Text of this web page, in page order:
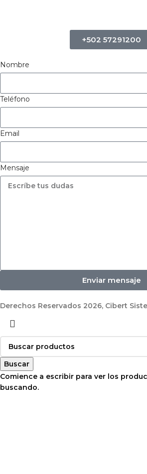
+502 57291200
Nombre
Teléfono
Email
Mensaje
Enviar mensaje
Derechos Reservados 2026, Cibert
Buscar
Comience a escribir para ver los
buscando.